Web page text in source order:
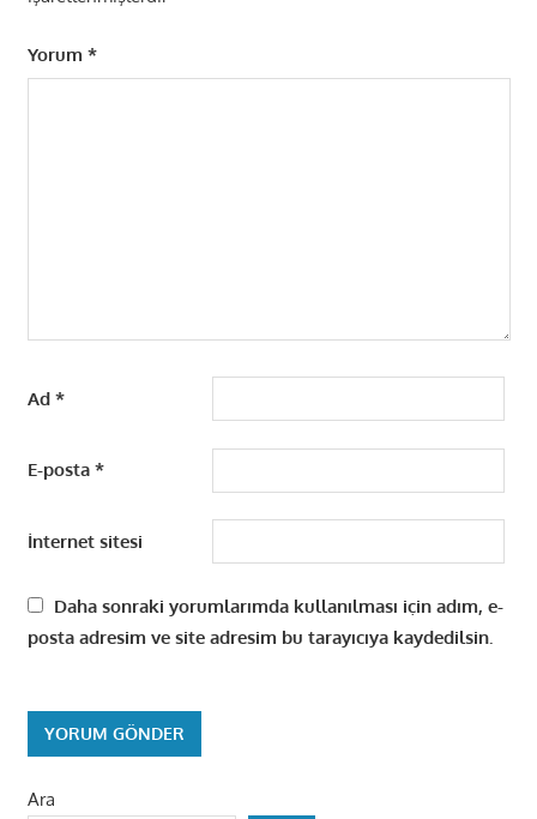
Yorum *
Ad *
E-posta *
İnternet sitesi
Daha sonraki yorumlarımda kullanılması için adım, e-
posta adresim ve site adresim bu tarayıcıya kaydedilsin.
Ara